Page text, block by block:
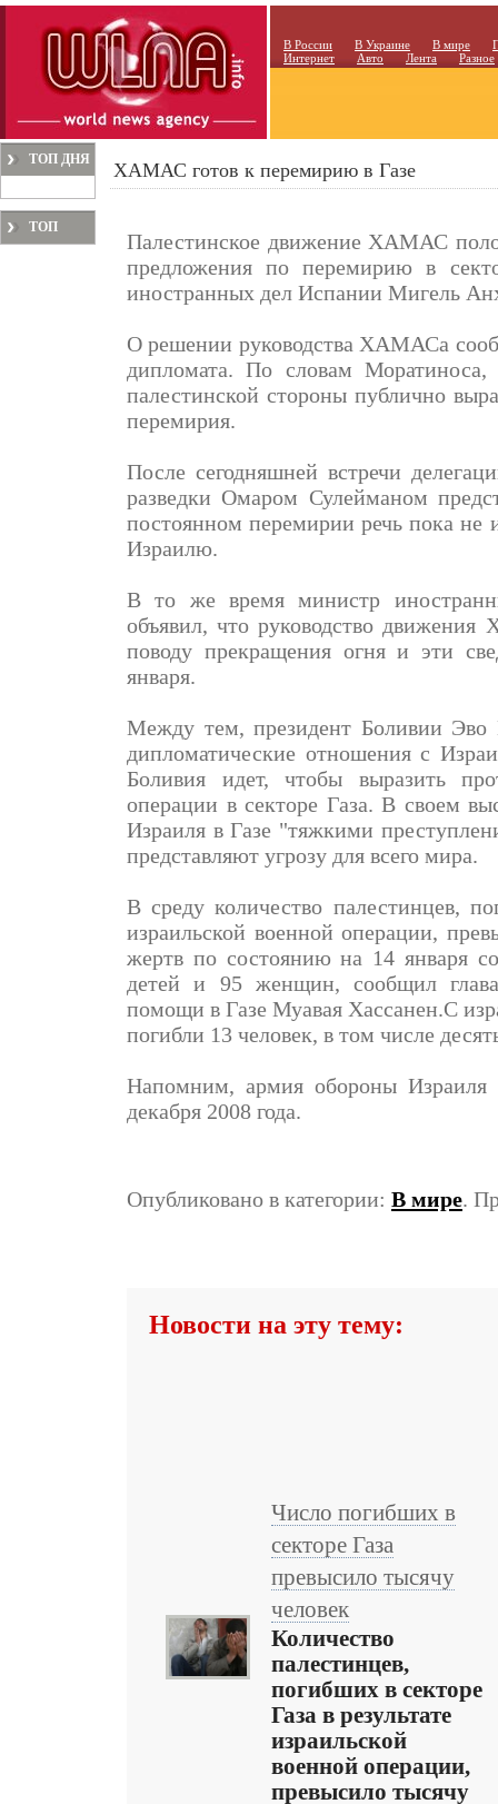
В России В Украине В мире
Интернет
Авто Лента Разное
ТОП ДНЯ
ТОП
ХАМАС готов к перемирию в Газе
Палестинское движение ХАМАС
предложения по перемирию в
иностранных дел Испании Мигель
О решении руководства ХАМАСа
дипломата. По словам
палестинской стороны публично
перемирия.
После сегодняшней встречи
разведки Омаром Сулейманом
постоянном перемирии речь пока не
Израилю.
В то же время министр
объявил, что руководство
поводу прекращения огня и эти
января.
Между тем, президент Боливии Эво
дипломатические отношения с
Боливия идет, чтобы выразить
операции в секторе Газа. В своем
Израиля в Газе "тяжкими
представляют угрозу для всего мира.
В среду количество палестинцев,
израильской военной операции,
жертв по состоянию на 14 января
детей и 95 женщин, сообщил
помощи в Газе Муавая Хассанен.С
погибли 13 человек, в том числе
Напомним, армия обороны
декабря 2008 года.
Опубликовано в категории: В мире.
Новости на эту тему:
Число погибших в
секторе Газа
превысило тысячу
человек
Количество
палестинцев,
погибших в секторе
Газа в результате
израильской
военной операции,
превысило тысячу